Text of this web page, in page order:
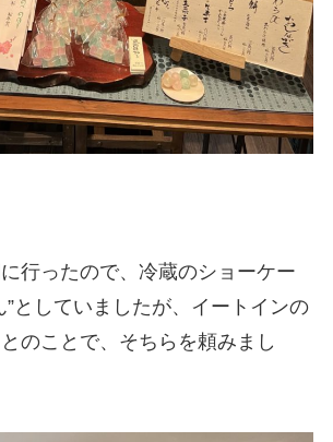
行ったので、冷蔵のショーケー
”としていましたが、イートインの
のことで、そちらを頼みまし